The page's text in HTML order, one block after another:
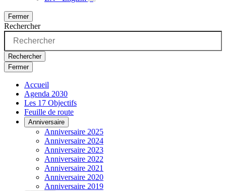
Fermer
Rechercher
Rechercher
Fermer
Accueil
Agenda 2030
Les 17 Objectifs
Feuille de route
Anniversaire
Anniversaire 2025
Anniversaire 2024
Anniversaire 2023
Anniversaire 2022
Anniversaire 2021
Anniversaire 2020
Anniversaire 2019